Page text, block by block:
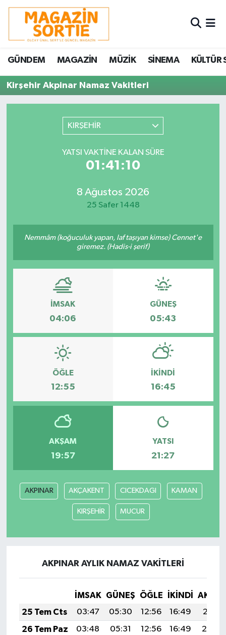
GÜNDEM MAGAZİN MÜZİK SİNEMA KÜLTÜR
Kirşehir Akpinar Namaz Vakitleri
KIRŞEHİR
YATSI VAKTINE KALAN SÜRE
01:41:10
8 Ağustos 2026
25 Safer 1448
Nemmâm (koğuculuk yapan, laf taşıyan kimse) Cennet'e
giremez. (Hadis-i şerif)
İMSAK
04:06
GÜNEŞ
05:43
ÖĞLE
12:55
İKINDI
16:45
AKŞAM
19:57
YATSI
21:27
AKPINAR AKÇAKENT CICEKDAGI KAMAN
KIRŞEHİR MUCUR
AKPINAR AYLIK NAMAZ VAKITLERI
İMSAK GÜNEŞ ÖĞLE İKINDI
25 Tem Cts
03:47 05:30 12:56 16:49
20:11
26 Tem Paz
03:48 05:31 12:56 16:49
20:10
Nöbetçi Eczaneler
Hava Durumu
Trafik Durumu
Süper Lig Puan Durumu ve Fikstür
Son Dakika Haberleri